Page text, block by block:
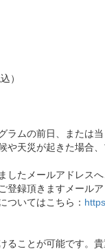
）
ラムの前日、または
や天災が起きた場合
したメールアドレス
登録頂きますメール
ついてはこちら：
ることが可能です。